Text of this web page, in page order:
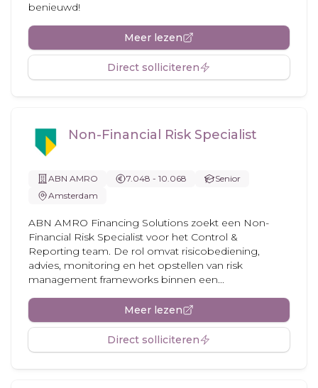
benieuwd!
Meer lezen
Direct solliciteren
Non-Financial Risk Specialist
ABN AMRO 7.048 - 10.068
Senior
Amsterdam
ABN AMRO Financing Solutions zoekt een Non-
Financial Risk Specialist voor het Control &
Reporting team. De rol omvat risicobediening,
advies, monitoring en het opstellen van risk
management frameworks binnen een...
Meer lezen
Direct solliciteren